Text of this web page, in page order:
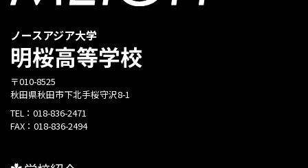
ノースアジア大学
明桜高等学校
〒010-8525
秋田県秋田市下北手桜守沢8-1
TEL： 018-836-2471
FAX： 018-836-2494